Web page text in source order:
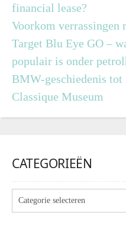
financial lease?
Voorkom verrassingen
Target Blu Eye GO –
populair is onder
BMW-geschiedenis
Classique Museum
CATEGORIEËN